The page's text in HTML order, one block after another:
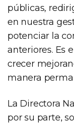
públicas,
en nuestra
potenciar la
anteriores. Es
crecer
manera
La Directora
por su parte,